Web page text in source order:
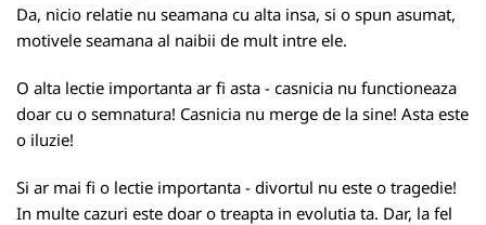
Da, nicio relatie nu seamana cu alta insa, si o spun asumat,
motivele seamana al naibii de mult intre ele.
O alta lectie importanta ar fi asta - casnicia nu functioneaza
doar cu o semnatura! Casnicia nu merge de la sine! Asta este
o iluzie!
Si ar mai fi o lectie importanta - divortul nu este o tragedie!
In multe cazuri este doar o treapta in evolutia ta. Dar, la fel